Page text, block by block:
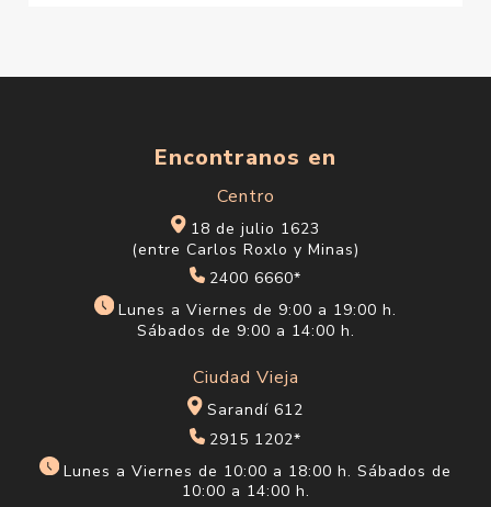
Encontranos en
Centro
18 de julio 1623
(entre Carlos Roxlo y Minas)
2400 6660*
Lunes a Viernes de 9:00 a 19:00 h.
Sábados de 9:00 a 14:00 h.
Ciudad Vieja
Sarandí 612
2915 1202*
Lunes a Viernes de 10:00 a 18:00 h. Sábados de
10:00 a 14:00 h.